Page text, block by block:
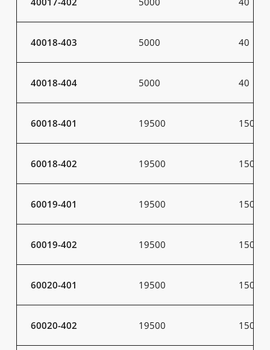
40018-403 5000 40
40018-404 5000 40
60018-401 19500 150
60018-402 19500 150
60019-401 19500 150
60019-402 19500 150
60020-401 19500 150
60020-402 19500 150